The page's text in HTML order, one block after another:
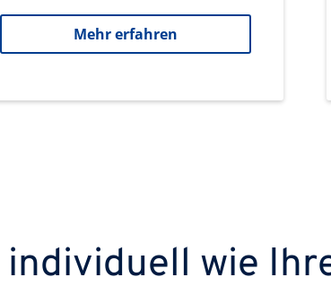
Mehr erfahren
individuell wie